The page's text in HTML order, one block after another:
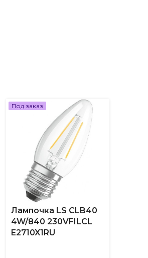
Под заказ
Лампочка LS CLB40
4W/840 230VFILCL
E2710X1RU